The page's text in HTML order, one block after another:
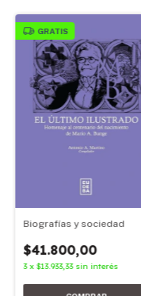
GRATIS
Biografías y sociedad
$41.800,00
3 x $13.933,33 sin interés